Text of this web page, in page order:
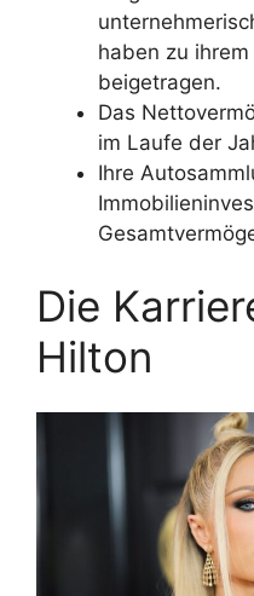
haben zu
beigetragen.
Das
im Laufe der
Ihre
Die
Hilton